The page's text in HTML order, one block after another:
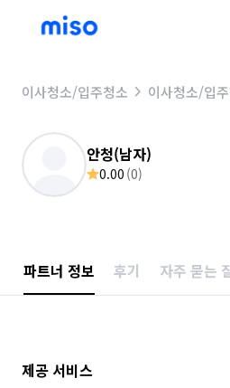
이사청소/입주청소 이사청소/입
안청(남자)
0.00 (0)
파트너 정보 후기 자주 묻는
제공 서비스